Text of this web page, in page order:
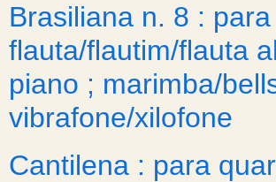
Brasiliana n. 8 : para
flauta/flautim/flauta
piano ; marimba/
vibrafone/xilofone
Cantilena : para